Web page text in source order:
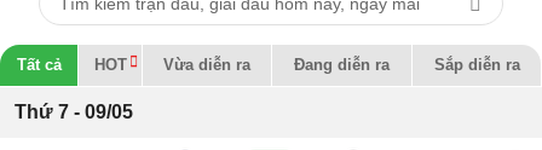
Tất cả HOT Vừa diễn ra Đang diễn ra Sắp diễn ra
Thứ 7 - 09/05